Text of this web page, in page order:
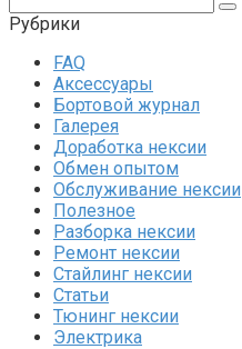
Рубрики
FAQ
Аксессуары
Бортовой журнал
Галерея
Доработка нексии
Обмен опытом
Обслуживание нексии
Полезное
Разборка нексии
Ремонт нексии
Стайлинг нексии
Статьи
Тюнинг нексии
Электрика